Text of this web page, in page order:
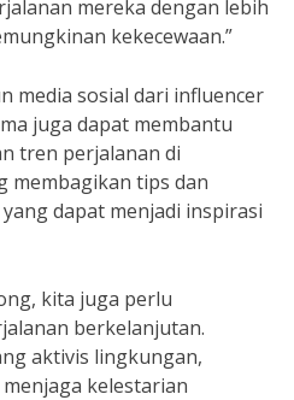
mereka dengan lebih
kekecewaan.”
media sosial dari influencer
juga dapat membantu
tren perjalanan di
membagikan tips dan
dapat menjadi inspirasi
kita juga perlu
berkelanjutan.
aktivis lingkungan,
kelestarian